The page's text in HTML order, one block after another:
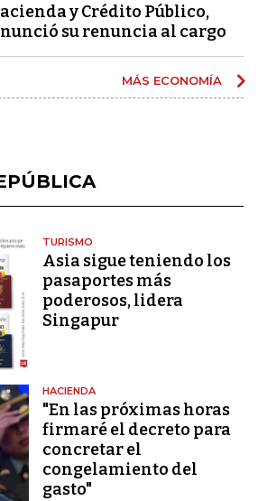
y Crédito Público,
su renuncia al cargo
MÁS ECONOMÍA
TURISMO
Asia sigue teniendo los
pasaportes más
poderosos, lidera
Singapur
HACIENDA
"En las próximas horas
firmaré el decreto para
concretar el
congelamiento del
gasto"